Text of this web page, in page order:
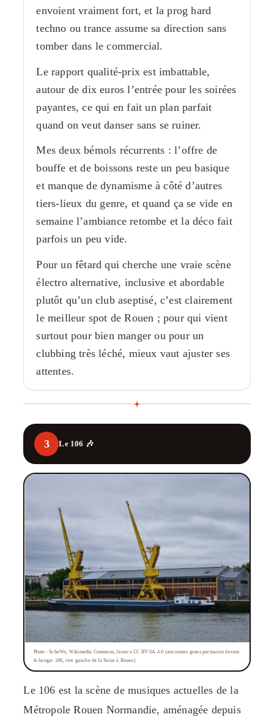
envoient vraiment fort, et la prog hard
techno ou trance assume sa direction sans
tomber dans le commercial.
Le rapport qualité-prix est imbattable,
autour de dix euros l’entrée pour les soirées
payantes, ce qui en fait un plan parfait
quand on veut danser sans se ruiner.
Mes deux bémols récurrents : l’offre de
bouffe et de boissons reste un peu basique
et manque de dynamisme à côté d’autres
tiers-lieux du genre, et quand ça se vide en
semaine l’ambiance retombe et la déco fait
parfois un peu vide.
Pour un fêtard qui cherche une vraie scène
électro alternative, inclusive et abordable
plutôt qu’un club aseptisé, c’est clairement
le meilleur spot de Rouen ; pour qui vient
surtout pour bien manger ou pour un
clubbing très léché, mieux vaut ajuster ses
attentes.
3 Le 106 🎶
Photo : ScheWo, Wikimedia Commons, licence CC BY-SA 4.0 (anciennes grues portuaires devant
le hangar 106, rive gauche de la Seine à Rouen)
Le 106 est la scène de musiques actuelles de la
Métropole Rouen Normandie, aménagée depuis